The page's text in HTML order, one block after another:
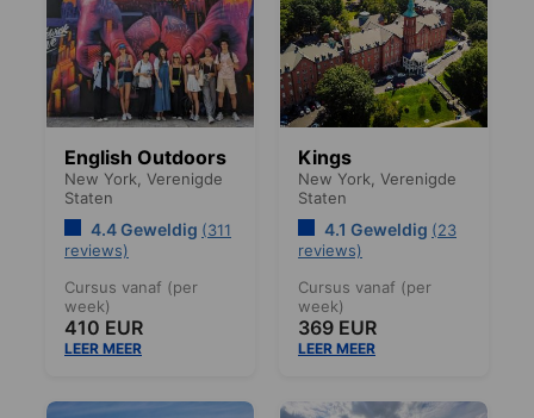
English Outdoors
New York, Verenigde
Staten
4.4 Geweldig (311
reviews)
Cursus vanaf (per
week)
410 EUR
LEER MEER
Kings
New York, Verenigde
Staten
4.1 Geweldig (23
reviews)
Cursus vanaf (per
week)
369 EUR
LEER MEER